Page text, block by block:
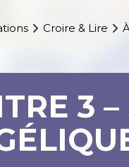
Croire & Lire
3